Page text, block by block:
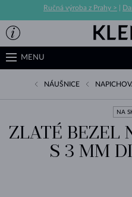
Ručná výroba z Prahy >
MENU
NÁUŠNICE
NA
ZLATÉ BEZEL
S 3 MM